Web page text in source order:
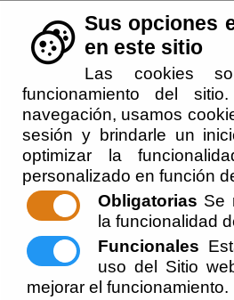
Sus opciones
en este sitio
Las cookies
funcionamiento del
navegación, usamos
sesión y brindarle un
optimizar la
personalizado en función
Obligatorias Se
la funcionalidad
Funcionales
uso del Sitio
mejorar el funcionamiento.
Usted se encuentra aquí:Inicio //
Escuchar
Legado